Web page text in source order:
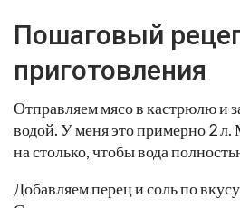
Пошаговый
приготовления
Отправляем мясо в кастрюлю и
водой. У меня это примерно 2 л.
на столько, чтобы вода
Добавляем перец и соль по